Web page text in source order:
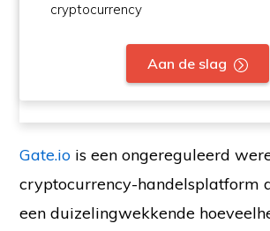
cryptocurrency
Aan de slag
Gate.io is een ongereguleerd
cryptocurrency-handelsplatform
een duizelingwekkende